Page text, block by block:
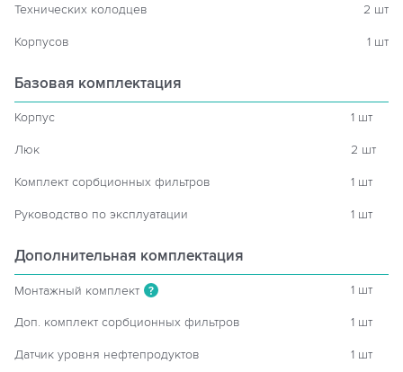
Технических колодцев 2 шт
Корпусов 1 шт
Базовая комплектация
Корпус 1 шт
Люк 2 шт
Комплект сорбционных фильтров 1 шт
Руководство по эксплуатации 1 шт
Дополнительная комплектация
Монтажный комплект ? 1 шт
Доп. комплект сорбционных фильтров 1 шт
Датчик уровня нефтепродуктов 1 шт